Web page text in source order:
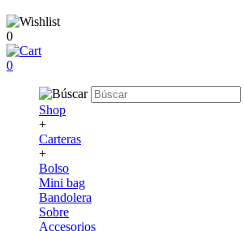
0
0
Shop
+
Carteras
+
Bolso
Mini bag
Bandolera
Sobre
Accesorios